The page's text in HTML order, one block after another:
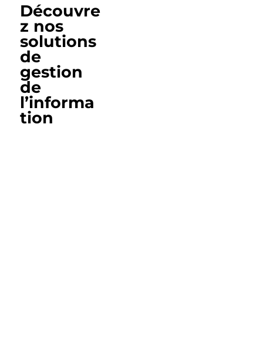
Découvre
z nos
solutions
de
gestion
de
l’informa
tion